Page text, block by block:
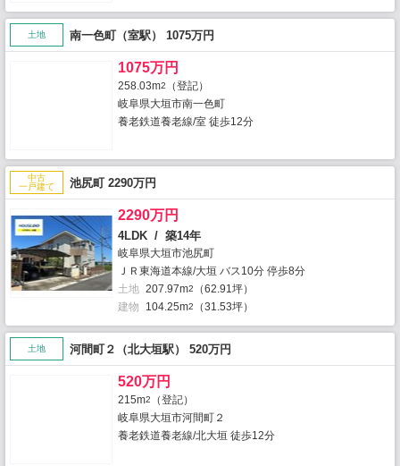
土地 南一色町（室駅） 1075万円
1075万円
258.03m2
（登記）
岐阜県大垣市南一色町
養老鉄道養老線/室 徒歩12分
中古
一戸建て
池尻町 2290万円
2290万円
4LDK / 築14年
岐阜県大垣市池尻町
ＪＲ東海道本線/大垣 バス10分 停歩8分
土地 207.97m2
（62.91坪）
建物
104.25m2 （31.53坪）
土地 河間町２（北大垣駅） 520万円
520万円
215m2
（登記）
岐阜県大垣市河間町２
養老鉄道養老線/北大垣 徒歩12分